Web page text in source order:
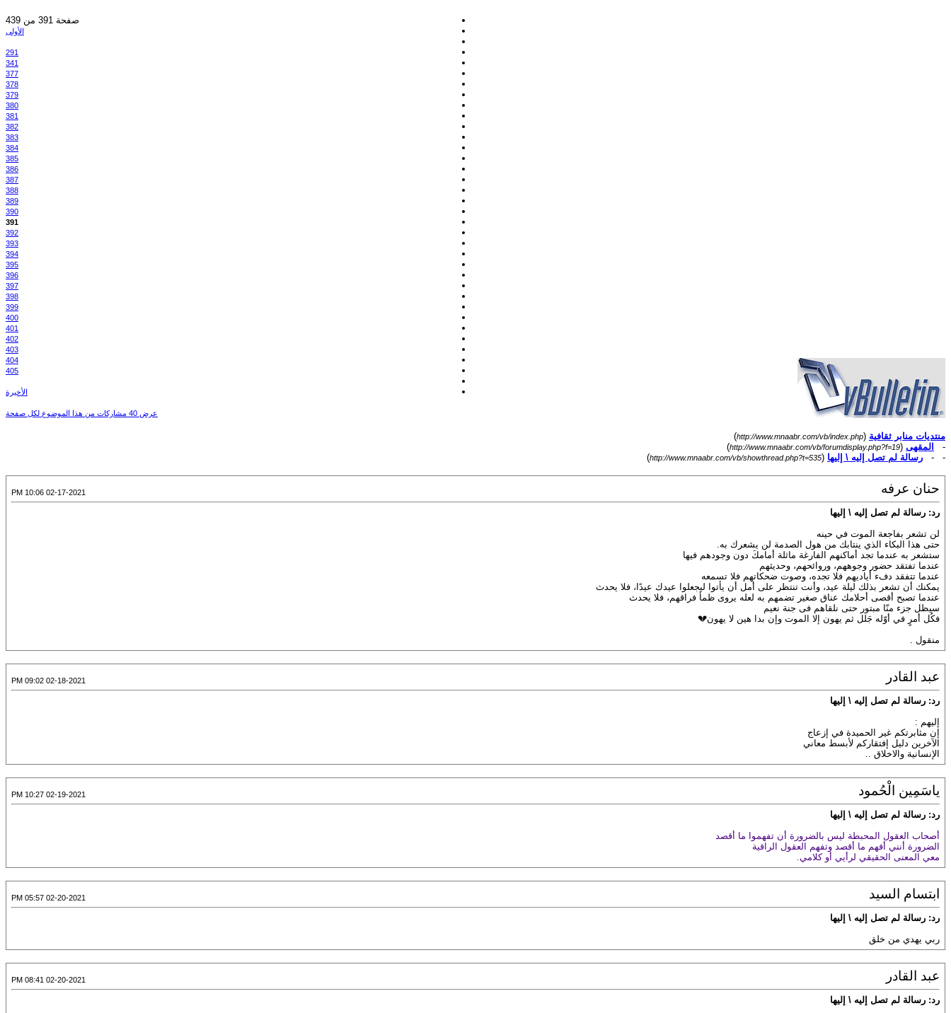
صفحة 391 من 439
الأولى
291
341
377
378
379
380
381
382
383
384
385
386
387
388
389
390
391
392
393
394
395
396
397
398
399
400
401
402
403
404
405
الأخيرة
عرض 40 مشاركات من هذا الموضوع لكل صفحة
منتديات منابر ثقافية (
http://www.mnaabr.com/vb/index.php
)
-
المقهى (
http://www.mnaabr.com/vb/forumdisplay.php?f=19
)
- - رسالة لم تصل إليه \ إليها (
http://www.mnaabr.com/vb/showthread.php?t=535
)
حنان عرفه 02-17-2021 10:06 PM
رد: رسالة لم تصل إليه \ إليها
‏لن تشعر بفاجعة الموت في حينه
حتى هذا البكاء الذي ينتابك من هول الصدمة لن يشعرك به.
ستشعر به عندما تجد أماكنهم الفارغة ماثلة أمامكَ دون وجودهم فيها
عندما تفتقد حضور وجوههم، وروائحهم، وحديثهم
عندما تتفقد دفء أياديهم فلا تجده، وصوت ضحكاتهم فلا تسمعه
يمكنك أن تشعر بذلك ليلة عيد‏، وأنت تنتظر على أمل أن يأتوا ليجعلوا عيدك عيدًا، فلا يحدث
عندما تصبح أقصى أحلامك عناق صغير تضمهم به لعله يروى ظمأ فراقهم، فلا يحدث
سيظل جزء منّا مبتور حتى نلقاهم فى جنة نعيم
فكُل أمرٍ في أوّله جَلل ثم يهون إلا الموت وإن بدا هين لا يهون💔
منقول .
عبد القادر 02-18-2021 09:02 PM
رد: رسالة لم تصل إليه \ إليها
إليهم :
إن مثابرتكم غير الحميدة في إزعاج
الآخرين دليل إفتقاركم لأبسط معاني
الإنسانية والاخلاق ..
ياسَمِين الْحُمود 02-19-2021 10:27 PM
رد: رسالة لم تصل إليه \ إليها
أصحاب العقول المحبطة ليس بالضرورة أن تفهموا ما أقصد
الضرورة أنني أفهم ما أقصد وتفهم العقول الراقية
معي المعنى الحقيقي لرأيي أو كلامي.
ابتسام السيد 02-20-2021 05:57 PM
رد: رسالة لم تصل إليه \ إليها
ربي يهدي من خلق
عبد القادر 02-20-2021 08:41 PM
رد: رسالة لم تصل إليه \ إليها